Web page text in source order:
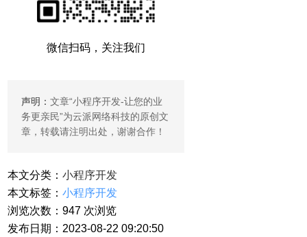
微信扫码，关注我们
声明：文章“小程序开发-让您的业
务更亲民”为云派网络科技的原创文
章，转载请注明出处，谢谢合作！
本文分类：小程序开发
本文标签：小程序开发
浏览次数：947 次浏览
发布日期：2023-08-22 09:20:50